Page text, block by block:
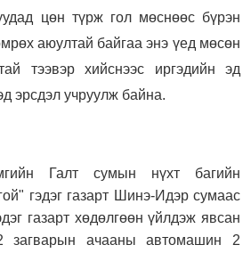
цөн түрж гол мөснөөс бүрэн
аюултай байгаа энэ үед мөсөн
тээвэр хийснээс иргэдийн эд
эрсдэл учруулж байна.
Галт сумын нүхт багийн
гэдэг газарт Шинэ-Идэр сумаас
газарт хөдөлгөөн үйлдэж явсан
загварын ачааны автомашин 2